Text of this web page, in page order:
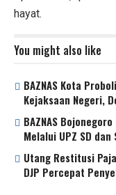
hayat.
You might also like
BAZNAS Kota
Kejaksaan Negeri,
BAZNAS
Melalui UPZ SD
Utang Restitusi
DJP Percepat